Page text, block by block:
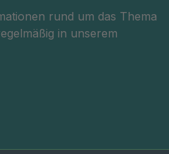
rund um das Thema
in unserem